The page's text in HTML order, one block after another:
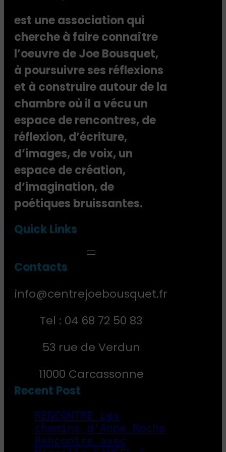
est une association qui
cherche à faire connaître
l’oeuvre de Joe Bousquet,
à poursuivre ses réflexions
et à construire autour de la
chambre où il a vécu un
espace de rencontres, de
réflexion, d’écriture,
d’images, de voix, un
espace de création,
d’imagination, de
poétiques bruissantes.
Quick Links
Contacts
info@centrejoebousquet.fr
Tel : 04 68 72 50 83
53 rue de Verdun
11000 Carcassonne
Recent Post
RENCONTRE Les
chemins d’Anne Roche
Rencontre avec